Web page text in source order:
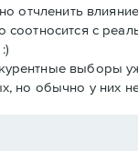
отчленить
с
выборы
но обычно у них